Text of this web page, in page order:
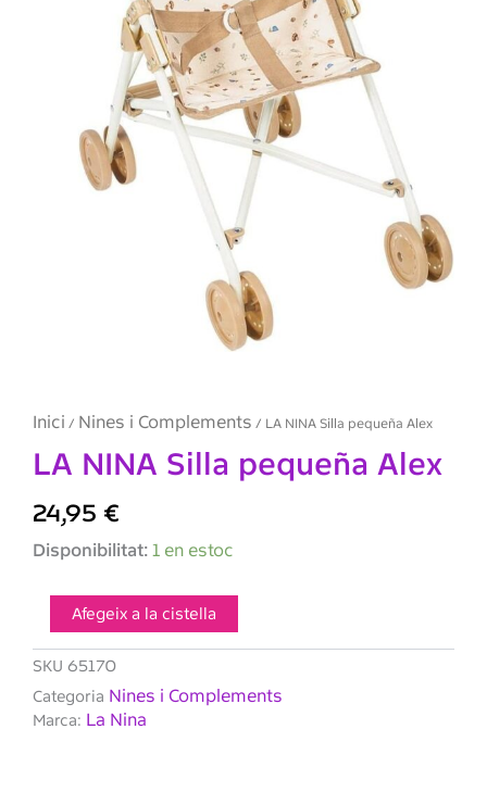
Inici / Nines i Complements / LA NINA Silla pequeña Alex
LA NINA Silla pequeña Alex
24,95 €
Disponibilitat: 1 en estoc
quantitat
Silla
pequeña
Alex
Afegeix a la cistella
SKU 65170
Categoria Nines i Complements
Marca: La Nina